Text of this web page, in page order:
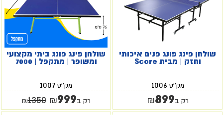
שולחן פינג פונג פנים איכותי
וחזק | מבית Score
מק''ט 1006
רק ב ₪899
שולחן פינג פונג ביתי מקצועי
ומשופר | מתקפל | 7000
מק''ט 1007
רק ב ₪999
₪1350